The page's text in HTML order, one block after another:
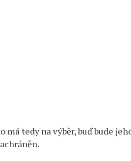
má tedy na výběr, buď bude